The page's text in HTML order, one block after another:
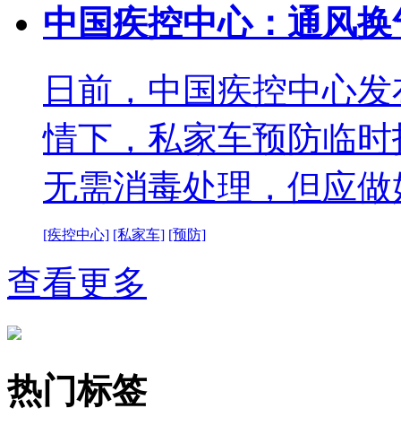
中国疾控中心：通风
日前，中国疾控中心
情下，私家车预防临
无需消毒处理，但应
[疾控中心] [私家车] [预防]
查看更多
热门标签